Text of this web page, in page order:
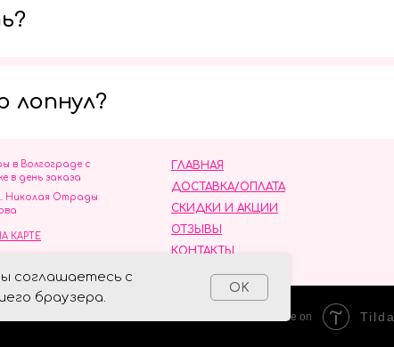
соглашаетесь с
браузера.
OK
лопнул?
ОТЗЫВЫ
ГЛАВНАЯ
ДОСТАВКА/ОПЛАТА
СКИДКИ И АКЦИИ
КОНТАКТЫ
в Волгограде с
в день заказа
Николая Отрады
КАРТЕ
персональных данных
Made on Tilda